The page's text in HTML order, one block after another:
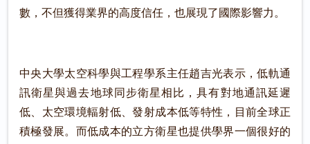
數，不但獲得業界的高度信任，也展現了國際影響力。
中央大學太空科學與工程學系主任趙吉光表示，低軌通
訊衛星與過去地球同步衛星相比，具有對地通訊延遲
低、太空環境輻射低、發射成本低等特性，目前全球正
積極發展。而低成本的立方衛星也提供學界一個很好的